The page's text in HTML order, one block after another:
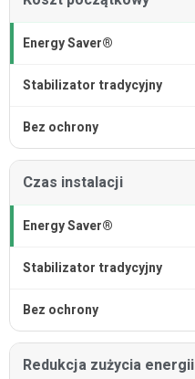
Czas instalacji
Redukcja zużycia energii